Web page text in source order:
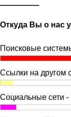
Откуда Вы о нас
Поисковые
Ссылки на другом
Социальные сети -